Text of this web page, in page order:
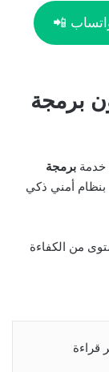
📲
برمجة
خدمة برمجة
أمني ذكي
من الكفاءة
قراءة